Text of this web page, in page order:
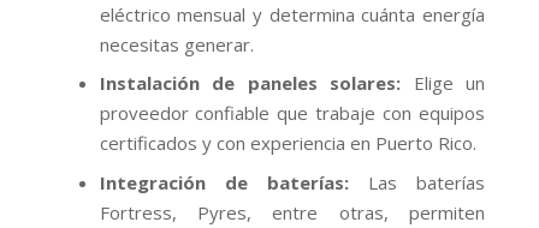
eléctrico mensual y determina cuánta energía
necesitas generar.
Instalación de paneles solares: Elige un
proveedor confiable que trabaje con equipos
certificados y con experiencia en Puerto Rico.
Integración de baterías:Las baterías
Fortress, Pyres, entre otras, permiten